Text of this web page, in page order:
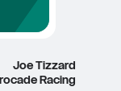
Joe Tizzard
Racing